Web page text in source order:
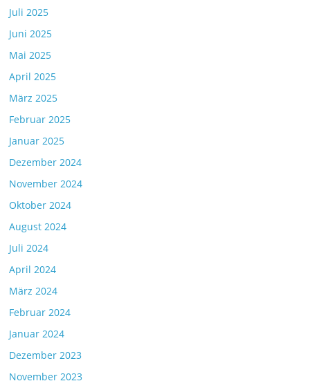
Juli 2025
Juni 2025
Mai 2025
April 2025
März 2025
Februar 2025
Januar 2025
Dezember 2024
November 2024
Oktober 2024
August 2024
Juli 2024
April 2024
März 2024
Februar 2024
Januar 2024
Dezember 2023
November 2023